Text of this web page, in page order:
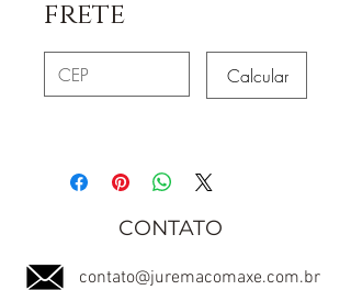
frete
Calcular
CONTATO
contato@juremacomaxe.com.br